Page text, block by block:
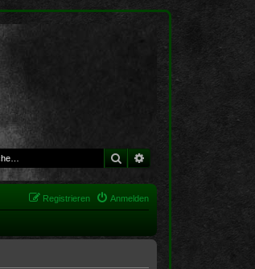
Suche Erweiterte Suche
Anmelden
Registrieren